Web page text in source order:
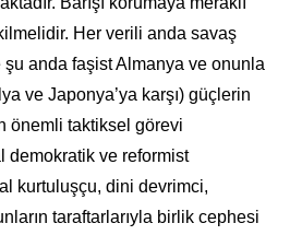
Her verili anda savaş
şu anda faşist Almanya ve onunla
ve Japonya’ya karşı) güçlerin
önemli taktiksel görevi
demokratik ve reformist
kurtuluşçu, dini devrimci,
taraftarlarıyla birlik cephesi